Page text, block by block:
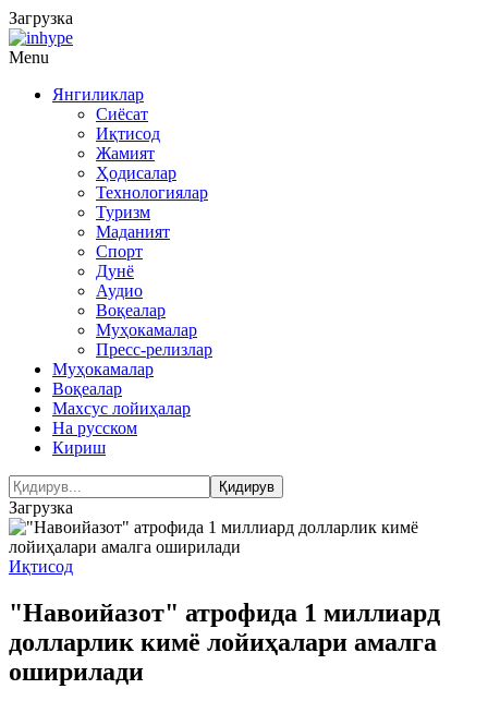
Загрузка
Menu
Янгиликлар
Сиёсат
Иқтисод
Жамият
Ҳодисалар
Технологиялар
Туризм
Маданият
Спорт
Дунё
Аудио
Воқеалар
Муҳокамалар
Пресс-релизлар
Муҳокамалар
Воқеалар
Махсус лойиҳалар
На русском
Кириш
Загрузка
Иқтисод
"Навоийазот" атрофида 1 миллиард
долларлик кимё лойиҳалари амалга
оширилади